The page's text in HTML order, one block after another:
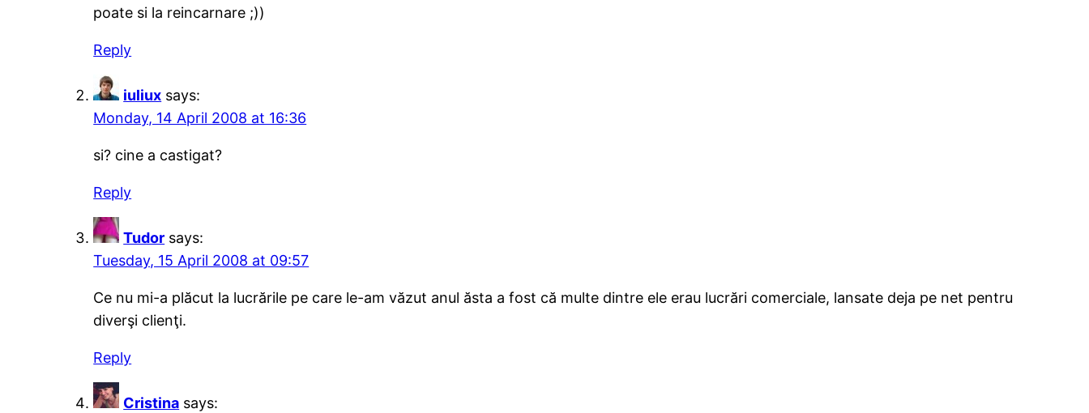
poate si la reincarnare ;))
Reply
iuliux says:
Monday, 14 April 2008 at 16:36
si? cine a castigat?
Reply
Tudor says:
Tuesday, 15 April 2008 at 09:57
Ce nu mi-a plăcut la lucrările pe care le-am văzut anul ăsta a fost că multe dintre ele erau lucrări comerciale, lansate deja pe net pentru
diverşi clienţi.
Reply
Cristina says: